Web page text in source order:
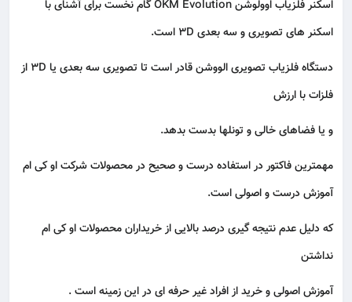
اسکنر فلزیاب اوولوشن OKM Evolution گام نخست برای آشنای با
اسکنر های تصویری و سه بعدی ۳D است.
دستگاه فلزیاب تصویری الووشن قادر است تا تصویری سه بعدی یا ۳D از
فلزات با ارزش
و یا فضاهای خالی و تونلها بدست بدهد.
مهمترین فاکتور در استفاده درست و صحیح در محصولات شرکت او کی ام
آموزش درست و اصولی است.
که دلیل عدم نتیجه گیری درصد بالایی از خریداران محصولات او کی ام
نداشتن
آموزش اصولی و خرید از افراد غیر حرفه ای در این زمینه است .